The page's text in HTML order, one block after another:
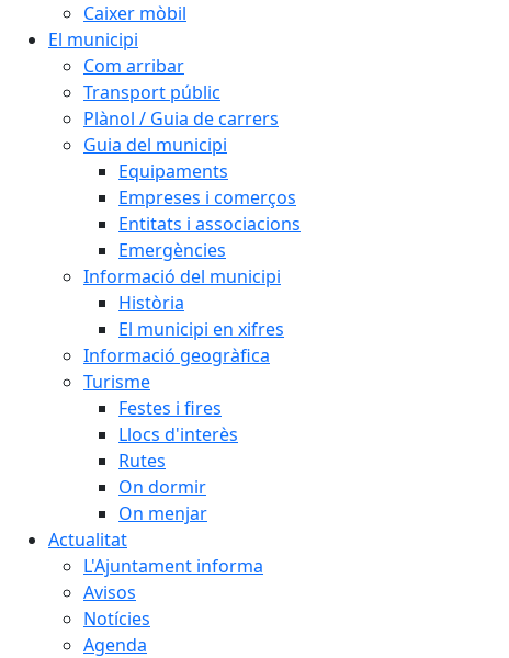
Caixer mòbil
El municipi
Com arribar
Transport públic
Plànol / Guia de carrers
Guia del municipi
Equipaments
Empreses i comerços
Entitats i associacions
Emergències
Informació del municipi
Història
El municipi en xifres
Informació geogràfica
Turisme
Festes i fires
Llocs d'interès
Rutes
On dormir
On menjar
Actualitat
L'Ajuntament informa
Avisos
Notícies
Agenda